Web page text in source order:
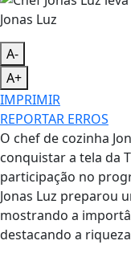
Jonas Luz
A-
A+
IMPRIMIR
REPORTAR ERROS
O chef de cozinha
conquistar a tela da
participação no
Jonas Luz preparou
mostrando a
destacando a